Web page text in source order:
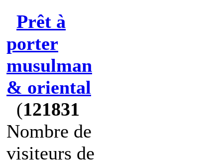
Prêt à
porter
musulman
& oriental
(121831
Nombre de
visiteurs de